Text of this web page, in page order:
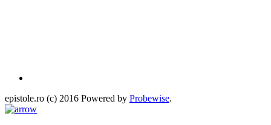
epistole.ro (c) 2016 Powered by Probewise.